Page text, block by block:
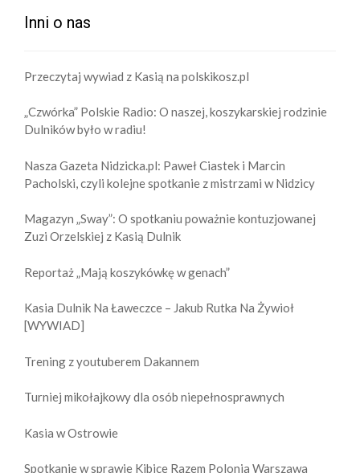
Inni o nas
Przeczytaj wywiad z Kasią na polskikosz.pl
„Czwórka” Polskie Radio: O naszej, koszykarskiej rodzinie
Dulników było w radiu!
Nasza Gazeta Nidzicka.pl: Paweł Ciastek i Marcin
Pacholski, czyli kolejne spotkanie z mistrzami w Nidzicy
Magazyn „Sway”: O spotkaniu poważnie kontuzjowanej
Zuzi Orzelskiej z Kasią Dulnik
Reportaż „Mają koszykówkę w genach”
Kasia Dulnik Na Ławeczce – Jakub Rutka Na Żywioł
[WYWIAD]
Trening z youtuberem Dakannem
Turniej mikołajkowy dla osób niepełnosprawnych
Kasia w Ostrowie
Spotkanie w sprawie Kibice Razem Polonia Warszawa